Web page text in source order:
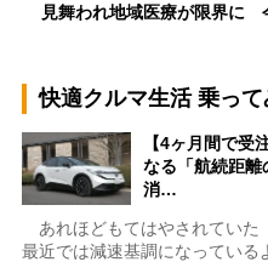
見舞われ地域医療が限界に
快適クルマ生活 乗っ
【4ヶ月間で受
なる「航続距離
消…
あれほどもてはやされていた
最近では減速基調になっている